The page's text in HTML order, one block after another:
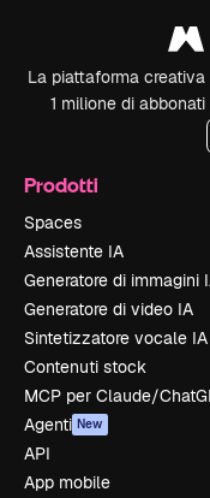
La piattaforma
1 milione di
Prodotti
Spaces
Assistente IA
Generatore di immagini
Generatore di video IA
Sintetizzatore vocale IA
Contenuti stock
MCP per Claude/
Agenti New
API
App mobile